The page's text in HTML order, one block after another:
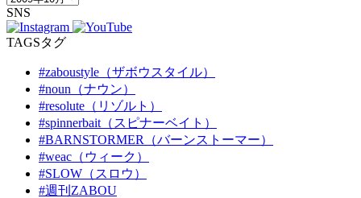
SNS
TAGSタグ
#zaboustyle（ザボウスタイル）
#noun（ナウン）
#resolute（リゾルト）
#spinnerbait（スピナーベイト）
#BARNSTORMER（バーンストーマー）
#weac（ウィーク）
#SLOW（スロウ）
#週刊ZABOU